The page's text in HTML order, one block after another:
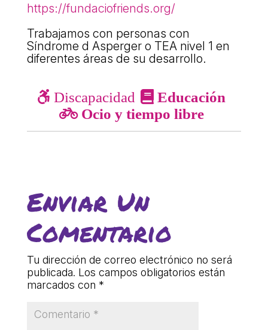
https://fundaciofriends.org/
Trabajamos con personas con
Síndrome d Asperger o TEA nivel 1 en
diferentes áreas de su desarrollo.
Discapacidad
Educación
Ocio y tiempo libre
Enviar Un
Comentario
Tu dirección de correo electrónico no será
publicada. Los campos obligatorios están
marcados con *
ACCIÓ SOCIAL I JOVES
ESPLAIS
SUPORT TERCER SECTOR
CONEIX FUNDESPLAI
La Fundació
L'equip